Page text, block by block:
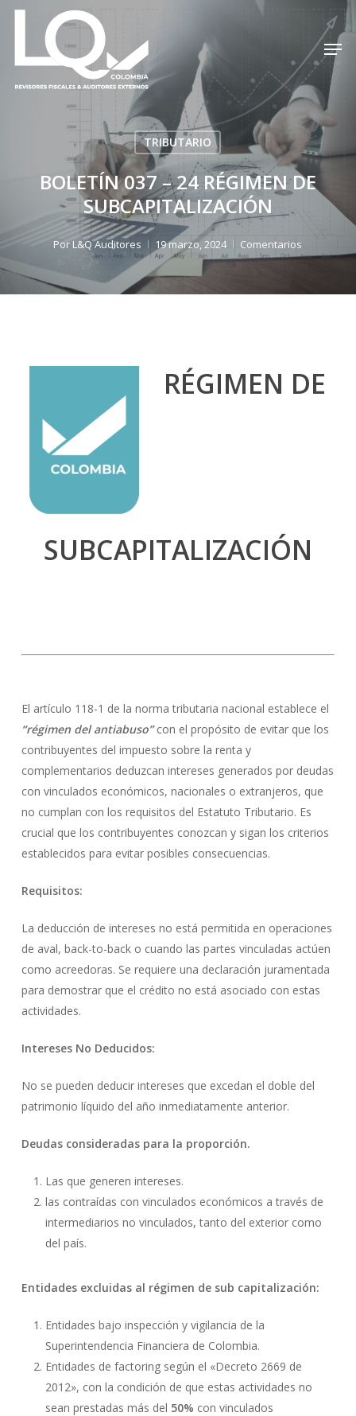
Skip
content
TRIBUTARIO
BOLETÍN 037 – 24 RÉGIMEN DE
SUBCAPITALIZACIÓN
Por L&Q Auditores 19 marzo, 2024 Comentarios
RÉGIMEN DE
SUBCAPITALIZACIÓN
El artículo 118-1 de la norma tributaria nacional establece el
“régimen del antiabuso”con el propósito de evitar que los
contribuyentes del impuesto sobre la renta y
complementarios deduzcan intereses generados por deudas
con vinculados económicos, nacionales o extranjeros, que
no cumplan con los requisitos del Estatuto Tributario. Es
crucial que los contribuyentes conozcan y sigan los criterios
establecidos para evitar posibles consecuencias.
Requisitos:
La deducción de intereses no está permitida en operaciones
de aval, back-to-back o cuando las partes vinculadas actúen
como acreedoras. Se requiere una declaración juramentada
para demostrar que el crédito no está asociado con estas
actividades.
Intereses No Deducidos:
No se pueden deducir intereses que excedan el doble del
patrimonio líquido del año inmediatamente anterior.
Deudas consideradas para la proporción.
Las que generen intereses.
las contraídas con vinculados económicos a través de
intermediarios no vinculados, tanto del exterior como
del país.
Entidades excluidas al régimen de sub capitalización:
Entidades bajo inspección y vigilancia de la
Superintendencia Financiera de Colombia.
Entidades de factoring según el «Decreto 2669 de
2012», con la condición de que estas actividades no
sean prestadas más del 50% con vinculados
Cerrar
menú